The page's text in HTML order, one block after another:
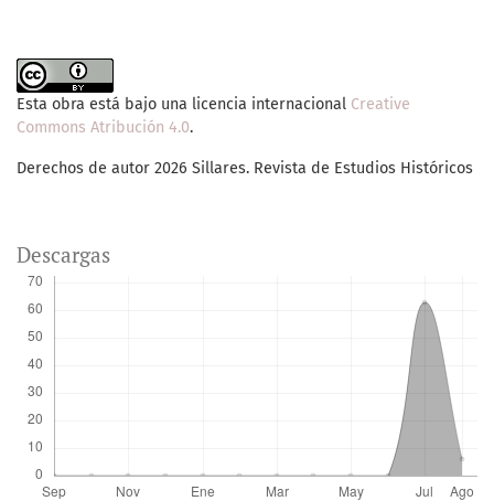
Esta obra está bajo una licencia internacional Creative
Commons Atribución 4.0.
Derechos de autor 2026 Sillares. Revista de Estudios Históricos
Descargas